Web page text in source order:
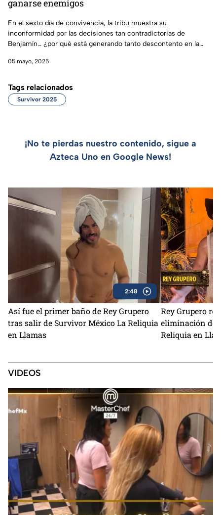
ganarse enemigos
En el sexto día de convivencia, la tribu muestra su
inconformidad por las decisiones tan contradictorias de
Benjamín… ¿por qué está generando tanto descontento en la
05 mayo, 2025
Tags relacionados
Survivor 2025
¡No te pierdas nuestro contenido, sigue a
Azteca Uno en Google News!
2:48
Así fue el primer baño de Rey Grupero
tras salir de Survivor México La Reliquia
en Llamas
Rey Grupero
eliminación de
Reliquia en
VIDEOS